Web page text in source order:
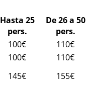
Hasta 25
pers.
De 26 a 50
pers.
100€
110€
100€
110€
145€
155€